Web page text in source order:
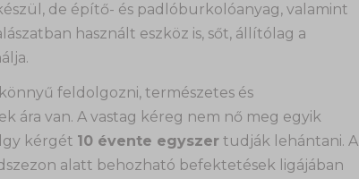
de építő- és padlóburkolóanyag, valamint
használt eszköz is, sőt, állítólag a
feldolgozni, természetes és
ára van. A vastag kéreg nem nő meg egyik
kérgét 10 évente egyszertudják lehántani. A
alatt behozható befektetések ligájában